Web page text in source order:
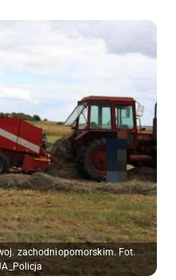
zachodniopomorskim. Fot.